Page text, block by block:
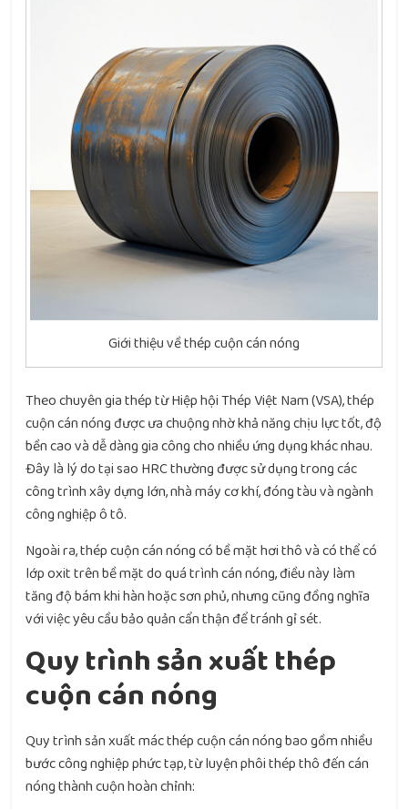
Giới thiệu về thép cuộn cán nóng
Theo chuyên gia thép từ Hiệp hội Thép Việt Nam (VSA), thép
cuộn cán nóng được ưa chuộng nhờ khả năng chịu lực tốt, độ
bền cao và dễ dàng gia công cho nhiều ứng dụng khác nhau.
Đây là lý do tại sao HRC thường được sử dụng trong các
công trình xây dựng lớn, nhà máy cơ khí, đóng tàu và ngành
công nghiệp ô tô.
Ngoài ra, thép cuộn cán nóng có bề mặt hơi thô và có thể có
lớp oxit trên bề mặt do quá trình cán nóng, điều này làm
tăng độ bám khi hàn hoặc sơn phủ, nhưng cũng đồng nghĩa
với việc yêu cầu bảo quản cẩn thận để tránh gỉ sét.
Quy trình sản xuất thép
cuộn cán nóng
Quy trình sản xuất mác thép cuộn cán nóng bao gồm nhiều
bước công nghiệp phức tạp, từ luyện phôi thép thô đến cán
nóng thành cuộn hoàn chỉnh: